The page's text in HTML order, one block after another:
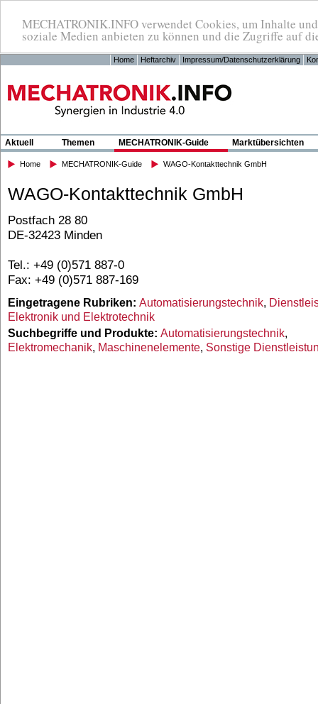
MECHATRONIK.INFO verwendet Cookies, um Inhalte
soziale Medien anbieten zu können und die Zugriffe auf
Home Heftarchiv Impressum/Datenschutzerklärung
Aktuell Themen MECHATRONIK-Guide Marktübersichten
Home MECHATRONIK-Guide WAGO-Kontakttechnik GmbH
WAGO-Kontakttechnik GmbH
Postfach 28 80
DE-32423 Minden
Tel.: +49 (0)571 887-0
Fax: +49 (0)571 887-169
Eingetragene Rubriken: Automatisierungstechnik,
Elektronik und Elektrotechnik
Suchbegriffe und Produkte: Automatisierungstechnik,
Elektromechanik, Maschinenelemente, Sonstige